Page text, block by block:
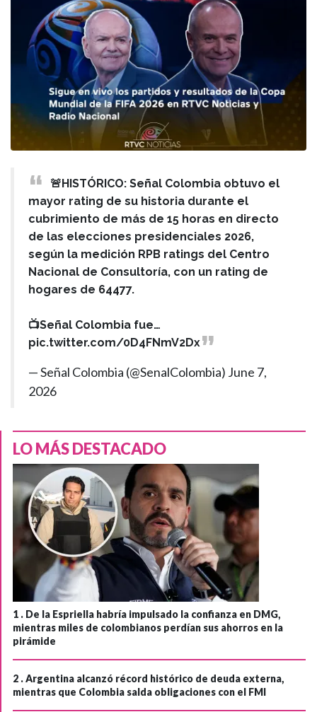
🚨HISTÓRICO: Señal Colombia obtuvo el
mayor rating de su historia durante el
cubrimiento de más de 15 horas en directo
de las elecciones presidenciales 2026,
según la medición RPB ratings del Centro
Nacional de Consultoría, con un rating de
hogares de 64477.
📺Señal Colombia fue…
pic.twitter.com/0D4FNmV2Dx
— Señal Colombia (@SenalColombia) June 7,
2026
LO MÁS DESTACADO
1 . De la Espriella habría impulsado la confianza en DMG,
mientras miles de colombianos perdían sus ahorros en la
pirámide
2 .Argentina alcanzó récord histórico de deuda externa,
mientras que Colombia salda obligaciones con el FMI